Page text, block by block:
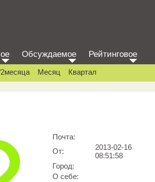
Обсуждаемое Рейтинговое
Месяц Квартал
Почта:
От:
2013-02-16
08:51:58
Город:
О себе: